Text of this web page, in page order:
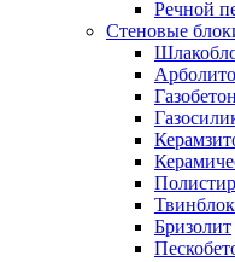
Речной
Стеновые
Бризолит